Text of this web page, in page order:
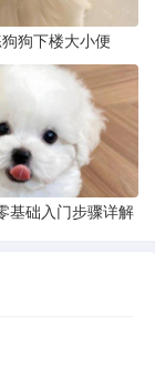
狗下楼大小便
基础入门步骤详解